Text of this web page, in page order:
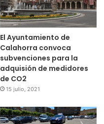
El Ayuntamiento de
Calahorra convoca
subvenciones para la
adquisión de medidores
de CO2
15 julio, 2021